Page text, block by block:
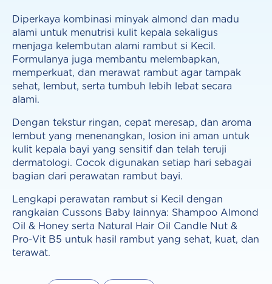
Diperkaya kombinasi minyak almond dan madu
alami untuk menutrisi kulit kepala sekaligus
menjaga kelembutan alami rambut si Kecil.
Formulanya juga membantu melembapkan,
memperkuat, dan merawat rambut agar tampak
sehat, lembut, serta tumbuh lebih lebat secara
alami.
Dengan tekstur ringan, cepat meresap, dan aroma
lembut yang menenangkan, losion ini aman untuk
kulit kepala bayi yang sensitif dan telah teruji
dermatologi. Cocok digunakan setiap hari sebagai
bagian dari perawatan rambut bayi.
Lengkapi perawatan rambut si Kecil dengan
rangkaian Cussons Baby lainnya: Shampoo Almond
Oil & Honey serta Natural Hair Oil Candle Nut &
Pro-Vit B5 untuk hasil rambut yang sehat, kuat, dan
terawat.